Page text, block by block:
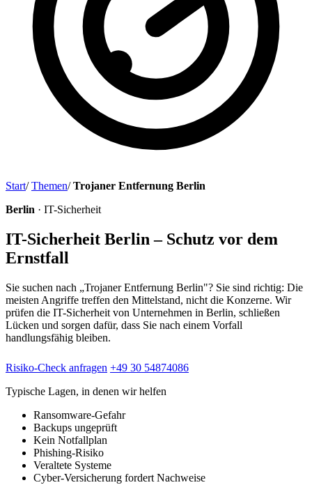
Start/ Themen/ Trojaner Entfernung Berlin
Berlin · IT-Sicherheit
IT-Sicherheit Berlin – Schutz vor dem
Ernstfall
Sie suchen nach „Trojaner Entfernung Berlin"? Sie sind richtig: Die
meisten Angriffe treffen den Mittelstand, nicht die Konzerne. Wir
prüfen die IT-Sicherheit von Unternehmen in Berlin, schließen
Lücken und sorgen dafür, dass Sie nach einem Vorfall
handlungsfähig bleiben.
Risiko-Check anfragen +49 30 54874086
Typische Lagen, in denen wir helfen
Ransomware-Gefahr
Backups ungeprüft
Kein Notfallplan
Phishing-Risiko
Veraltete Systeme
Cyber-Versicherung fordert Nachweise